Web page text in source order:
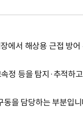
에서 해상용 근접 방
정 등을 탐지·추적하
을 담당하는 부분입니